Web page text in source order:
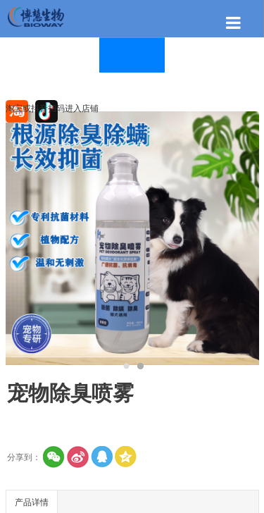
关于博慧
博慧产品
新闻资讯
联系我们
宠物除臭喷雾
分享到：
淘宝或抖音扫码进入店铺
产品详情